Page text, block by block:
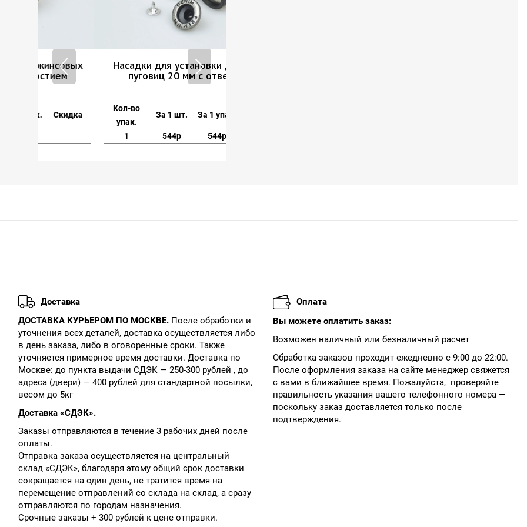
Насадки для установки джинсовых
пуговиц 20 мм с отверстием
упак.
За 1 упак. Скидка
544р
Доставка
ДОСТАВКА КУРЬЕРОМ ПО МОСКВЕ.После обработки и
уточнения всех деталей, доставка осуществляется либо
в день заказа, либо в оговоренные сроки. Также
уточняется примерное время доставки. Доставка по
Москве: до пункта выдачи СДЭК — 250-300 рублей , до
адреса (двери) — 400 рублей для стандартной посылки,
весом до 5кг
Доставка «СДЭК».
Заказы отправляются в течение 3 рабочих дней после
оплаты.
Отправка заказа осуществляется на центральный
склад «СДЭК», благодаря этому общий срок доставки
сокращается на один день, не тратится время на
перемещение отправлений со склада на склад, а сразу
отправляются по городам назначения.
Срочные заказы + 300 рублей к цене отправки.
Оплата
Вы можете оплатить заказ:
Возможен наличный или безналичный расчет
Обработка заказов проходит ежедневно с 9:00 до 22:00.
После оформления заказа на сайте менеджер свяжется
с вами в ближайшее время. Пожалуйста, проверяйте
правильность указания вашего телефонного номера —
поскольку заказ доставляется только после
подтверждения.